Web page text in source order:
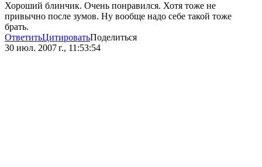
Хороший блинчик. Очень понравился. Хотя тоже не
привычно после зумов. Ну вообще надо себе такой тоже
брать.
ОтветитьЦитироватьПоделиться
30 июл. 2007 г., 11:53:54